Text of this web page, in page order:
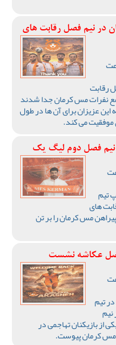
در نیم فصل رقابت های
1404 ساعت
رقابت
نفرات مس کرمان جدا شدند
عزیزان برای آن ها در طول
می کند.
فصل دوم لیگ یک
ساعت
تیم
های
مس کرمان را بر تن
عکاشه نشست
ساعت
تیم
از بازیکنان تهاجمی در
مس کرمان پیوست.